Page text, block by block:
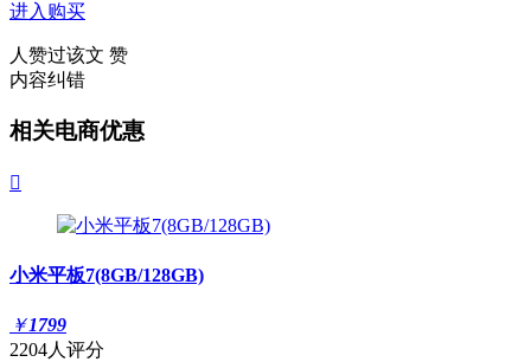
进入购买
人赞过该文 赞
内容纠错
相关电商优惠

小米平板7(8GB/128GB)
￥1799
2204人评分